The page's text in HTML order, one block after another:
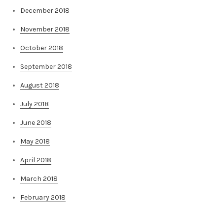
December 2018
November 2018
October 2018
September 2018
August 2018
July 2018
June 2018
May 2018
April 2018
March 2018
February 2018